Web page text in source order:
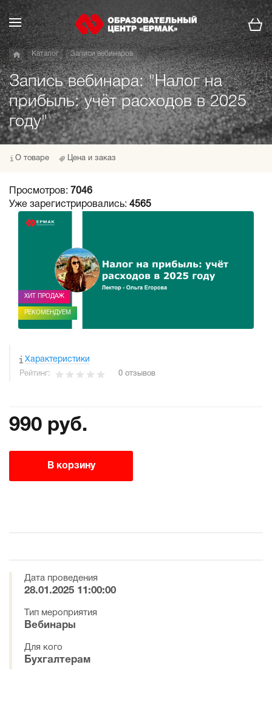
Каталог Записи вебинаров
Запись вебинара: "Налог на
прибыль: учёт расходов в 2025
году"
О товаре Цена и заказ
Просмотров: 7046
Уже зарегистрировались: 4565
ХИТ ПРОДАЖ
РЕКОМЕНДУЕМ
Характеристики
Рейтинг: 0 отзывов
990 руб.
В корзину
Дата проведения
28.01.2025 11:00:00
Тип мероприятия
Вебинары
Для кого
Бухгалтерам